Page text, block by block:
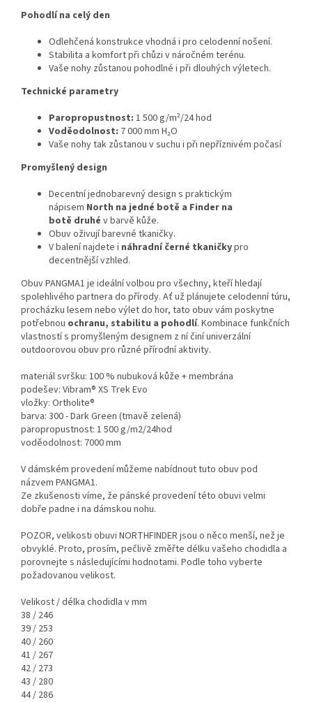
Pohodlí na celý den
Odlehčená konstrukce vhodná i pro celodenní nošení.
Stabilita a komfort při chůzi v náročném terénu.
Vaše nohy zůstanou pohodlné i při dlouhých výletech.
Technické parametry
Paropropustnost: 1 500 g/m²/24 hod
Voděodolnost: 7 000 mm H₂O
Vaše nohy tak zůstanou v suchu i při nepříznivém počasí
Promyšlený design
Decentní jednobarevný design s praktickým
nápisem North na jedné botě a Finder na
botě druhé v barvě kůže.
Obuv oživují barevné tkaničky.
V balení najdete i náhradní černé tkaničkypro
decentnější vzhled.
Obuv PANGMA1 je ideální volbou pro všechny, kteří hledají
spolehlivého partnera do přírody. Ať už plánujete celodenní túru,
procházku lesem nebo výlet do hor, tato obuv vám poskytne
potřebnou ochranu, stabilitu a pohodlí. Kombinace funkčních
vlastností s promyšleným designem z ní činí univerzální
outdoorovou obuv pro různé přírodní aktivity.
materiál svršku: 100 % nubuková kůže + membrána
podešev: Vibram® XS Trek Evo
vložky: Ortholite®
barva: 300 - Dark Green (tmavě zelená)
paropropustnost: 1 500 g/m2/24hod
voděodolnost: 7000 mm
V dámském provedení můžeme nabídnout tuto obuv pod
názvem PANGMA1.
Ze zkušenosti víme, že pánské provedení této obuvi velmi
dobře padne i na dámskou nohu.
POZOR, velikosti obuvi NORTHFINDER jsou o něco menší, než je
obvyklé. Proto, prosím, pečlivě změřte délku vašeho chodidla a
porovnejte s následujícími hodnotami. Podle toho vyberte
požadovanou velikost.
Velikost / délka chodidla v mm
38 / 246
39 / 253
40 / 260
41 / 267
42 / 273
43 / 280
44 / 286